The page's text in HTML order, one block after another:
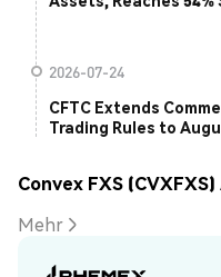
2026-07-24
CFTC Extends
Trading Rules to
Convex FXS
Mehr